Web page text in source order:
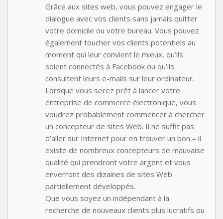
Grâce aux sites web, vous pouvez engager le
dialogue avec vos clients sans jamais quitter
votre domicile ou votre bureau. Vous pouvez
également toucher vos clients potentiels au
moment qui leur convient le mieux, qu’ils
soient connectés à Facebook ou qu’ils
consultent leurs e-mails sur leur ordinateur.
Lorsque vous serez prêt à lancer votre
entreprise de commerce électronique, vous
voudrez probablement commencer à chercher
un concepteur de sites Web. Il ne suffit pas
d’aller sur Internet pour en trouver un bon – il
existe de nombreux concepteurs de mauvaise
qualité qui prendront votre argent et vous
enverront des dizaines de sites Web
partiellement développés.
Que vous soyez un indépendant à la
recherche de nouveaux clients plus lucratifs ou